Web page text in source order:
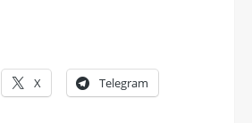
X Telegram